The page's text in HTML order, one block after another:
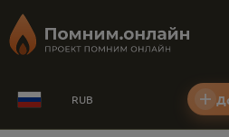
RUB